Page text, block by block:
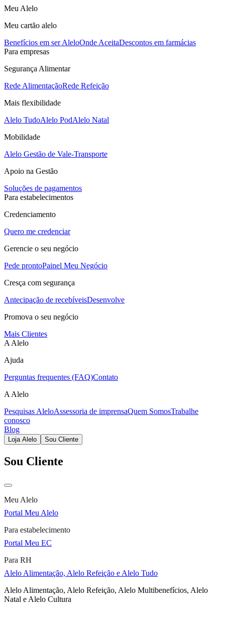
Meu Alelo
Meu cartão alelo
Benefícios em ser AleloOnde AceitaDescontos em farmácias
Para empresas
Segurança Alimentar
Rede AlimentaçãoRede Refeição
Mais flexibilidade
Alelo TudoAlelo PodAlelo Natal
Mobilidade
Alelo Gestão de Vale-Transporte
Apoio na Gestão
Soluções de pagamentos
Para estabelecimentos
Credenciamento
Quero me credenciar
Gerencie o seu negócio
Pede prontoPainel Meu Negócio
Cresça com segurança
Antecipação de recebíveisDesenvolve
Promova o seu negócio
Mais Clientes
A Alelo
Ajuda
Perguntas frequentes (FAQ)Contato
A Alelo
Pesquisas AleloAssessoria de imprensaQuem SomosTrabalhe
conosco
Blog
Loja Alelo Sou Cliente
Sou Cliente
Meu Alelo
Portal Meu Alelo
Para estabelecimento
Portal Meu EC
Para RH
Alelo Alimentação, Alelo Refeição e Alelo Tudo
Alelo Alimentação, Alelo Refeição, Alelo Multibenefícios, Alelo
Natal e Alelo Cultura